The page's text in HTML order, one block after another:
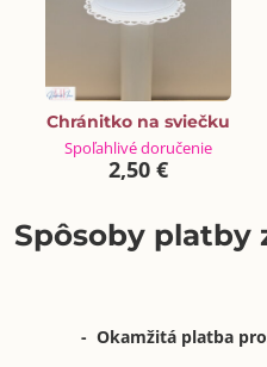
Chránitko na sviečku
Spoľahlivé doručenie
2,50 €
Spôsoby platby
- Okamžitá platba